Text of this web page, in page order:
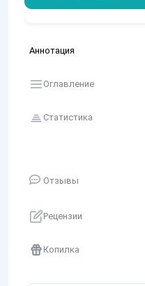
Аннотация
Оглавление
Статистика
Отзывы
Рецензии
Копилка